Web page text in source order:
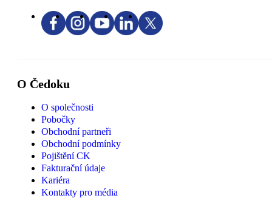
O Čedoku
O společnosti
Pobočky
Obchodní partneři
Obchodní podmínky
Pojištění CK
Fakturační údaje
Kariéra
Kontakty pro média